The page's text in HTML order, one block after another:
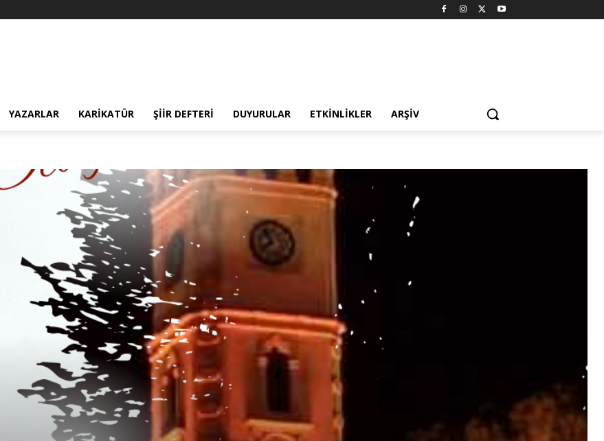
YAZARLAR KARIKATÜR ŞIIR DEFTERI DUYURULAR ETKINLIKLER ARŞIV